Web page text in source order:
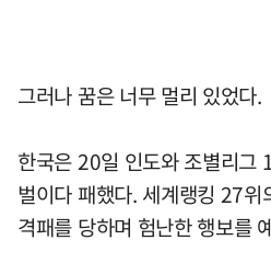
그러나 꿈은 너무 멀리 있었다.
한국은 20일 인도와 조별리그
벌이다 패했다. 세계랭킹 27
격패를 당하며 험난한 행보를